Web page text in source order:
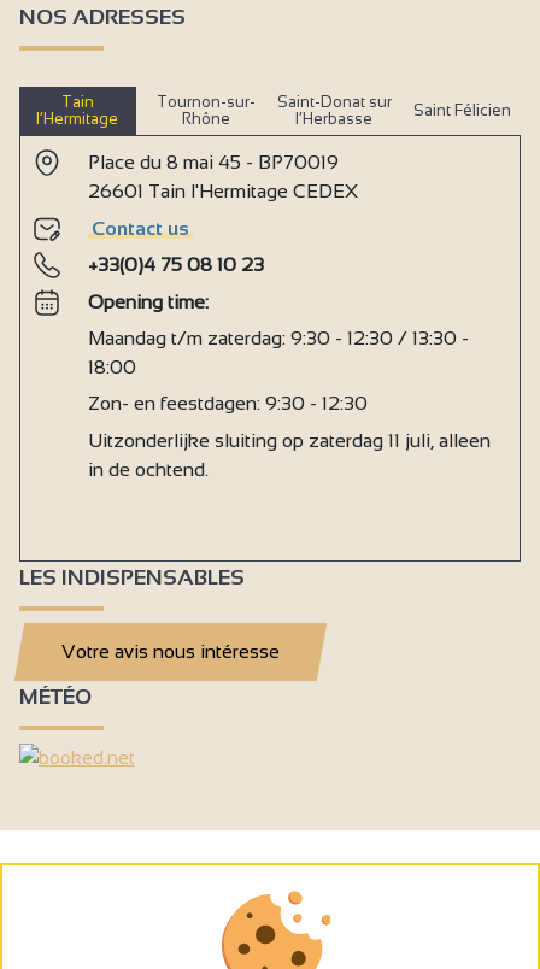
NOS ADRESSES
Tain
l’Hermitage
Tournon-sur-
Rhône
Saint-Donat sur
l’Herbasse
Saint Félicien
Place du 8 mai 45 - BP70019
26601 Tain l'Hermitage CEDEX
Contact us
+33(0)4 75 08 10 23
Opening time:
Maandag t/m zaterdag: 9:30 - 12:30 / 13:30 -
18:00
Zon- en feestdagen: 9:30 - 12:30
Uitzonderlijke sluiting op zaterdag 11 juli, alleen
in de ochtend.
LES INDISPENSABLES
Votre avis nous intéresse
MÉTÉO